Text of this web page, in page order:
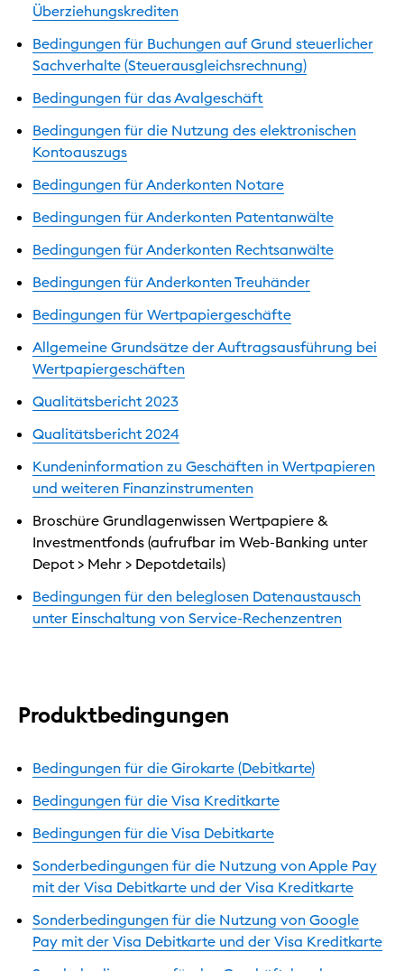
Überziehungskrediten
Bedingungen für Buchungen auf Grund steuerlicher
Sachverhalte (Steuerausgleichsrechnung)
Bedingungen für das Avalgeschäft
Bedingungen für die Nutzung des elektronischen
Kontoauszugs
Bedingungen für Anderkonten Notare
Bedingungen für Anderkonten Patentanwälte
Bedingungen für Anderkonten Rechtsanwälte
Bedingungen für Anderkonten Treuhänder
Bedingungen für Wertpapiergeschäfte
Allgemeine Grundsätze der Auftragsausführung bei
Wertpapiergeschäften
Qualitätsbericht 2023
Qualitätsbericht 2024
Kundeninformation zu Geschäften in Wertpapieren
und weiteren Finanzinstrumenten
Broschüre Grundlagenwissen Wertpapiere &
Investmentfonds (aufrufbar im Web-Banking unter
Depot > Mehr > Depotdetails)
Bedingungen für den beleglosen Datenaustausch
unter Einschaltung von Service-Rechenzentren
Produktbedingungen
Bedingungen für die Girokarte (Debitkarte)
Bedingungen für die Visa Kreditkarte
Bedingungen für die Visa Debitkarte
Sonderbedingungen für die Nutzung von Apple Pay
mit der Visa Debitkarte und der Visa Kreditkarte
Sonderbedingungen für die Nutzung von Google
Pay mit der Visa Debitkarte und der Visa Kreditkarte